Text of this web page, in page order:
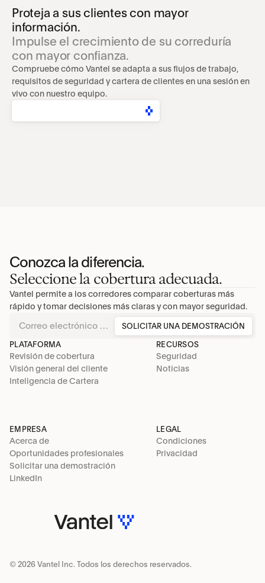
Proteja a sus clientes con mayor
información.
Impulse el crecimiento de su correduría
con mayor confianza.
Compruebe cómo Vantel se adapta a sus flujos de trabajo,
requisitos de seguridad y cartera de clientes en una sesión en
vivo con nuestro equipo.
Conozca la diferencia.
Seleccione la cobertura adecuada.
Vantel permite a los corredores comparar coberturas más
rápido y tomar decisiones más claras y con mayor seguridad.
SOLICITAR UNA DEMOSTRACIÓN
PLATAFORMA
Revisión de cobertura
Visión general del cliente
Inteligencia de Cartera
RECURSOS
Seguridad
Noticias
EMPRESA
Acerca de
Oportunidades profesionales
Solicitar una demostración
LinkedIn
LEGAL
Condiciones
Privacidad
© 2026 Vantel Inc. Todos los derechos reservados.